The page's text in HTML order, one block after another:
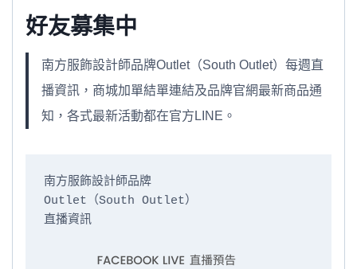
好友募集中
南方服飾設計師品牌Outlet（South Outlet）每週直
播資訊，商城加單結單連結及品牌官網最新商品通
知，各式最新活動都在官方LINE。
南方服飾設計師品牌
Outlet（South Outlet）
直播資訊